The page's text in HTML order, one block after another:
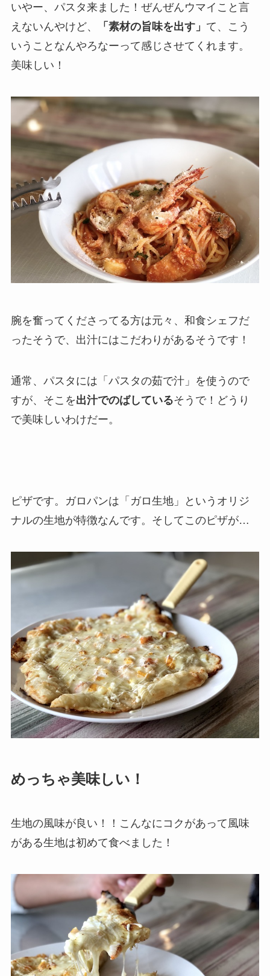
いやー、パスタ来ました！ぜんぜんウマイこと言
えないんやけど、
「素材の旨味を出す」 て、こう
いうことなんやろなーって感じさせてくれます。
美味しい！
腕を奮ってくださってる方は元々、和食シェフだ
ったそうで、出汁にはこだわりがあるそうです！
通常、パスタには「パスタの茹で汁」を使うので
すが、そこを出汁でのばしているそうで！どうり
で美味しいわけだー。
ピザです。ガロパンは「ガロ生地」というオリジ
ナルの生地が特徴なんです。そしてこのピザが…
めっちゃ美味しい！
生地の風味が良い！！こんなにコクがあって風味
がある生地は初めて食べました！